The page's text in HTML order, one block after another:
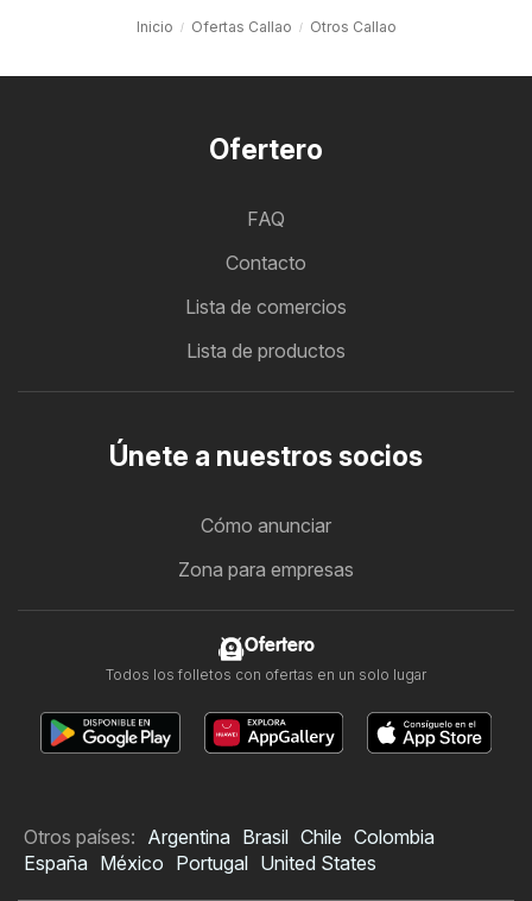
Inicio Ofertas Callao Otros Callao
Ofertero
FAQ
Contacto
Lista de comercios
Lista de productos
Únete a nuestros socios
Cómo anunciar
Zona para empresas
Ofertero
Todos los folletos con ofertas en un solo lugar
Otros países: Argentina Brasil Chile Colombia
España México Portugal United States